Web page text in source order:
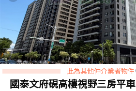
此為其他仲介業者物件
國泰文府硯高樓視野三房平車